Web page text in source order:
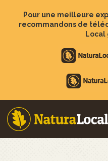
contenu
Pour une meilleure
recommandons de